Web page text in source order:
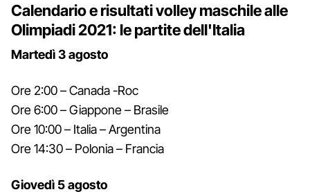
Calendario e risultati volley maschile alle
Olimpiadi 2021: le partite dell'Italia
Martedì 3 agosto
Ore 2:00 – Canada -Roc
Ore 6:00 – Giappone – Brasile
Ore 10:00 – Italia – Argentina
Ore 14:30 – Polonia – Francia
Giovedì 5 agosto